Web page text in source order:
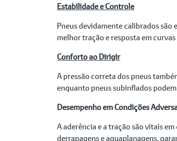
Estabilidade e Controle
Pneus devidamente calibrados
melhor tração e resposta em
Conforto ao Dirigir
A pressão correta dos pneus
enquanto pneus subinflados
Desempenho em Condições
A aderência e a tração são vitais
derrapagens e aquaplanagens,